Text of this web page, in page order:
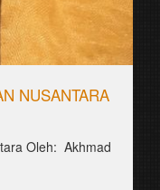
NUSANTARA
Oleh: Akhmad